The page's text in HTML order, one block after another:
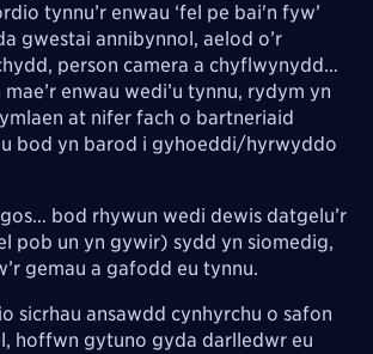
tynnu’r enwau ‘fel pe bai'n fyw’
gwestai annibynnol, aelod o’r
person camera a chyflwynydd…
enwau wedi’u tynnu, rydym yn
at nifer fach o bartneriaid
bod yn barod i gyhoeddi/hyrwyddo
bod rhywun wedi dewis datgelu’r
pob un yn gywir) sydd yn siomedig,
gemau a gafodd eu tynnu.
sicrhau ansawdd cynhyrchu o safon
hoffwn gytuno gyda darlledwr eu